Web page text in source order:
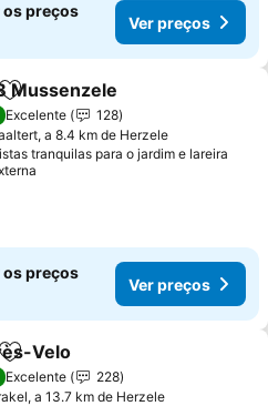
os preços
Ver preços
Adicionar aos favoritos
Mussenzele
Excelente
128
a 8.4 km de Herzele
tranquilas para o jardim e lareira
os preços
Ver preços
Adicionar aos favoritos
Velo
Excelente
228
a 13.7 km de Herzele